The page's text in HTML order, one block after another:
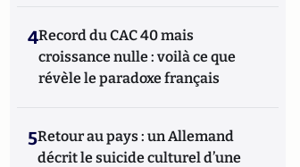
4Record du CAC 40 mais
croissance nulle : voilà ce que
révèle le paradoxe français
5Retour au pays : un Allemand
décrit le suicide culturel d’une